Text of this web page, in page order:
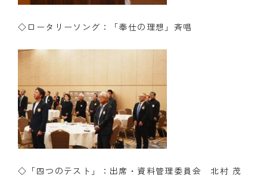
◇ロータリーソング：「奉仕の理想」斉唱
◇「四つのテスト」：出席・資料管理委員会 北村 茂